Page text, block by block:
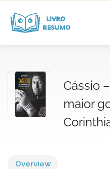
Cássio
maior
Overview